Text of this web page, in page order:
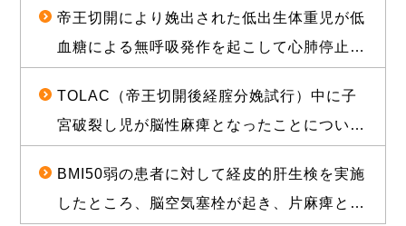
した事例
成立し、役務提供分を含め約1億2000万円相
当の経済的利益を確保した事例
帝王切開により娩出された低出生体重児が低
血糖による無呼吸発作を起こして心肺停止に
3500万円の和解が成立した事例
TOLAC（帝王切開後経腟分娩試行）中に子
宮破裂し児が脳性麻痺となったことについ
ら、賠償金と給付金を合わせて約1億5000万
円相当の経済的利益を確保した事例
BMI50弱の患者に対して経皮的肝生検を実施
したところ、脳空気塞栓が起き、片麻痺とな